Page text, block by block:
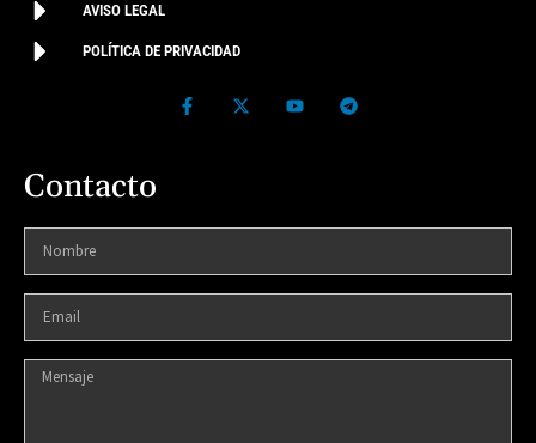
AVISO LEGAL
POLÍTICA DE PRIVACIDAD
Contacto